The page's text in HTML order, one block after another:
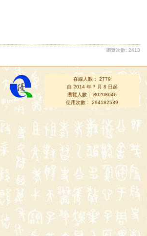
瀏覽次數: 2413
在線人數： 2779
自 2014 年 7 月 8 日起
瀏覽人數： 80208646
使用次數： 294182539